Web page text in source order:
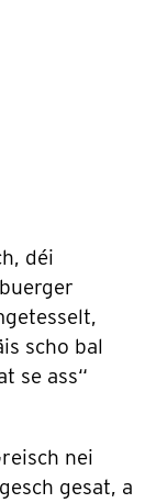
déi
scho bal
se ass“
nei
gesat, a